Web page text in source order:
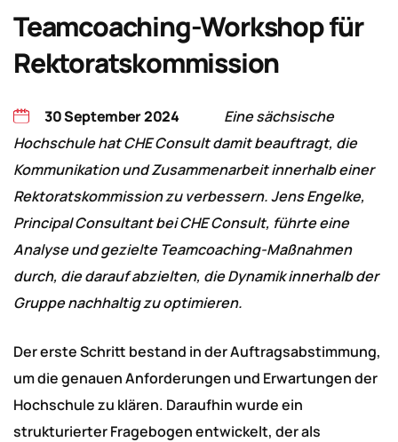
Teamcoaching-Workshop für
Rektoratskommission
30 September 2024
Eine sächsische
Hochschule hat CHE Consult damit beauftragt, die
Kommunikation und Zusammenarbeit innerhalb einer
Rektoratskommission zu verbessern. Jens Engelke,
Principal Consultant bei CHE Consult, führte eine
Analyse und gezielte Teamcoaching-Maßnahmen
durch, die darauf abzielten, die Dynamik innerhalb der
Gruppe nachhaltig zu optimieren.
Der erste Schritt bestand in der Auftragsabstimmung,
um die genauen Anforderungen und Erwartungen der
Hochschule zu klären. Daraufhin wurde ein
strukturierter Fragebogen entwickelt, der als